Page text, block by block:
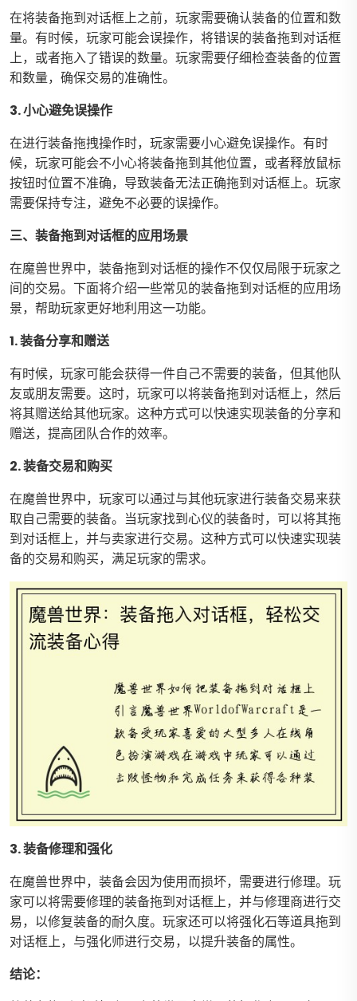
在将装备拖到对话框上之前，玩家需要确认装备的位置和数
量。有时候，玩家可能会误操作，将错误的装备拖到对话框
上，或者拖入了错误的数量。玩家需要仔细检查装备的位置
和数量，确保交易的准确性。
3. 小心避免误操作
在进行装备拖拽操作时，玩家需要小心避免误操作。有时
候，玩家可能会不小心将装备拖到其他位置，或者释放鼠标
按钮时位置不准确，导致装备无法正确拖到对话框上。玩家
需要保持专注，避免不必要的误操作。
三、装备拖到对话框的应用场景
在魔兽世界中，装备拖到对话框的操作不仅仅局限于玩家之
间的交易。下面将介绍一些常见的装备拖到对话框的应用场
景，帮助玩家更好地利用这一功能。
1. 装备分享和赠送
有时候，玩家可能会获得一件自己不需要的装备，但其他队
友或朋友需要。这时，玩家可以将装备拖到对话框上，然后
将其赠送给其他玩家。这种方式可以快速实现装备的分享和
赠送，提高团队合作的效率。
2. 装备交易和购买
在魔兽世界中，玩家可以通过与其他玩家进行装备交易来获
取自己需要的装备。当玩家找到心仪的装备时，可以将其拖
到对话框上，并与卖家进行交易。这种方式可以快速实现装
备的交易和购买，满足玩家的需求。
3. 装备修理和强化
在魔兽世界中，装备会因为使用而损坏，需要进行修理。玩
家可以将需要修理的装备拖到对话框上，并与修理商进行交
易，以修复装备的耐久度。玩家还可以将强化石等道具拖到
对话框上，与强化师进行交易，以提升装备的属性。
结论：